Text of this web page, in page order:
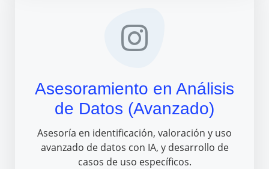
Asesoramiento en Análisis
de Datos (Avanzado)
Asesoría en identificación, valoración y uso
avanzado de datos con IA, y desarrollo de
casos de uso específicos.